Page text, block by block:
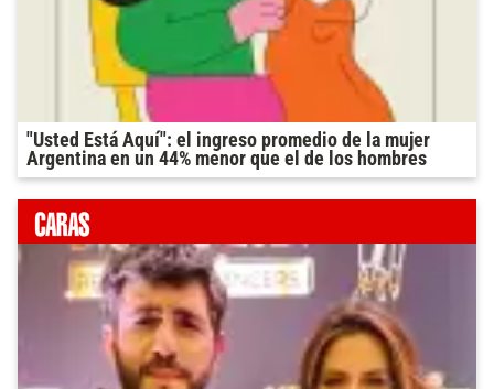
"Usted Está Aquí": el ingreso promedio de la mujer
Argentina en un 44% menor que el de los hombres